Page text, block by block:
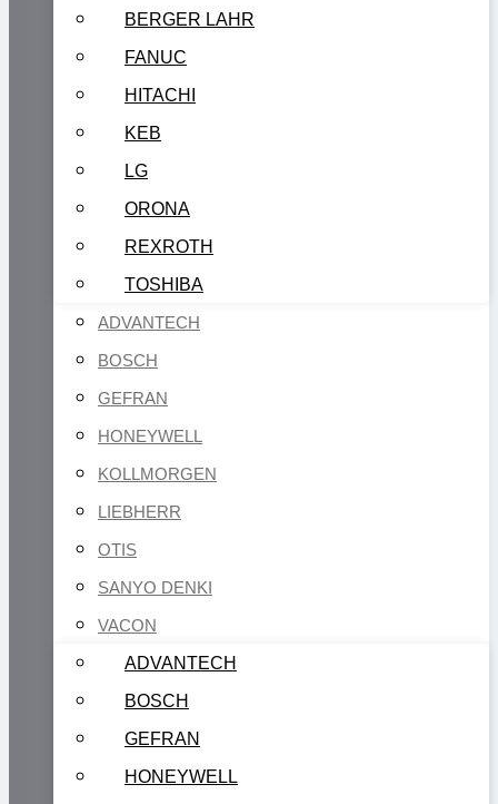
BERGER LAHR
FANUC
HITACHI
KEB
LG
ORONA
REXROTH
TOSHIBA
ADVANTECH
BOSCH
GEFRAN
HONEYWELL
KOLLMORGEN
LIEBHERR
OTIS
SANYO DENKI
VACON
ADVANTECH
BOSCH
GEFRAN
HONEYWELL